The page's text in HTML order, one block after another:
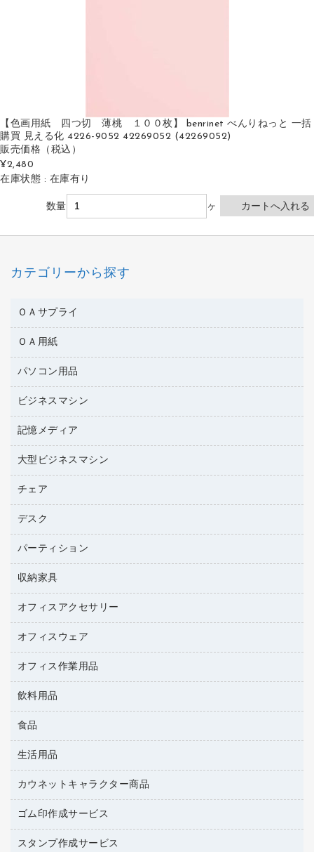
【色画用紙 四つ切 薄桃 １００枚】 benrinet べんりねっと 一括
購買 見える化 4226-9052 42269052 (42269052)
販売価格 （税込）
¥2,480
在庫状態 : 在庫有り
数量 ヶ
カテゴリーから探す
ＯＡサプライ
互換インクカートリッジ
ワープロリボン
リサイクルトナー（リターン方式）
リサイクルトナー（プール方式）
リサイクルインクカートリッジ
ファクシミリトナー
トナーカートリッジ
コピートナー
ＯＡ用紙
名刺用紙
帳票用紙／フォーム用紙
ワープロ用紙
ラベル用紙
プロッター用紙
ハガキ用紙
その他コピー用紙・プリンタ用紙
コピー用紙
パソコン用品
パソコン周辺機器
各種ケーブル
マウスパッド
マウス
パソコンバッグ／収納用品
ネットワーク／ＬＡＮ機器
ネットワーク／ＬＡＮアクセサリー
セキュリティ用品
ＵＳＢハブ／ＵＳＢアクセサリー
ＯＡフィルター
ＯＡクリーナー／エアダスター
ＬＡＮケーブル
ＨＤＤ／ＳＳＤ
ディスプレイモニター
ビジネスマシン
電話機
レーザープリンタ／複合機
メモリーカード
プロジェクタ
ファクシミリ
デジタルカメラ
スキャナー
コピー機
記憶メディア
ブルーレイディスク
ＣＤ－ＲＷ
ＣＤ－Ｒ
メディア収納用品
大型ビジネスマシン
プリンタ
チェア
応接イス・ベンチ
オフィスチェア
デスク
ミーティングテーブル
デスク
カウンター
パーティション
ホワイトボード・黒板
収納家具
保管庫・書庫
ロッカー・下駄箱
その他収納
オフィスアクセサリー
オフィスアクセサリー
オフィスウェア
医療・介護・ワーキングウェア
ブラウス・シャツ
アウター
オフィス作業用品
養生用品
防災用品
防災用備蓄食品・飲料
台車・脚立
倉庫収納用品
作業用雑貨
梱包用品
飲料用品
緑茶飲料
茶葉・インスタント
紅茶・バラエティ飲料
レギュラーコーヒー
ミルク・シュガー
食品
食品
菓子
生活用品
浴室用品
台所用洗剤
掃除用品
カウネットキャラクター商品
カウネットキャラクター商品
ゴム印作成サービス
ゴム印作成サービス
スタンプ作成サービス